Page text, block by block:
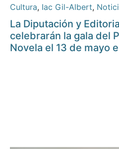
Cultura, Iac Gil-Albert,
La Diputación y
celebrarán la gala del
Novela el 13 de mayo